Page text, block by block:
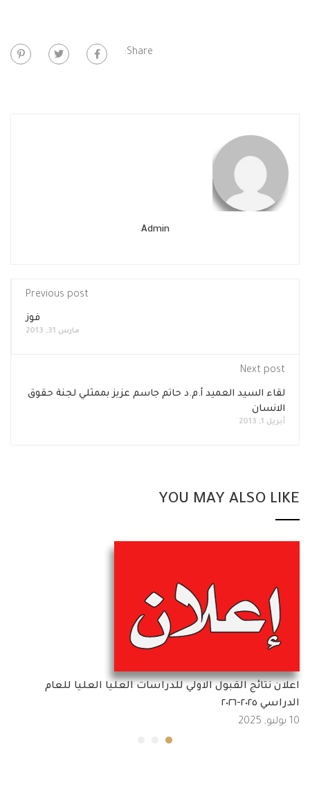
Share:
Admin
Previous post
فوز
مارس 31, 2013
Next post
لقاء السيد العميد أ.م.د حاتم جاسم عزيز بممثلي لجنة حقوق
الانسان
أبريل 1, 2013
YOU MAY ALSO LIKE
اعلان نتائج القبول الاولي للدراسات العليا العليا للعام
الدراسي ٢٠٢٥-٢٠٢٦
10 يوليو, 2025